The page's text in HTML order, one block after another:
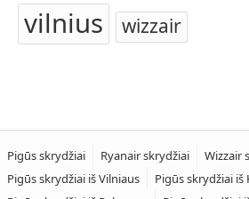
vilnius wizzair
Pigūs skrydžiai Ryanair skrydžiai
Wizzair
Pigūs skrydžiai iš Vilniaus
Pigūs skrydžiai iš